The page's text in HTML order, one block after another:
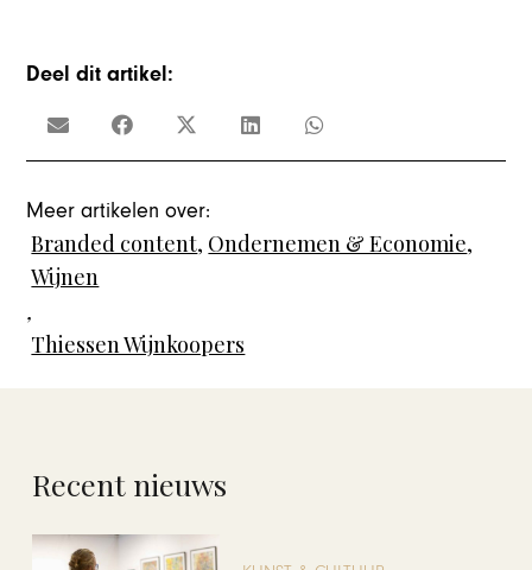
Deel dit artikel:
Meer artikelen over:
Branded content, Ondernemen & Economie,
Wijnen
,
Thiessen Wijnkoopers
Recent nieuws